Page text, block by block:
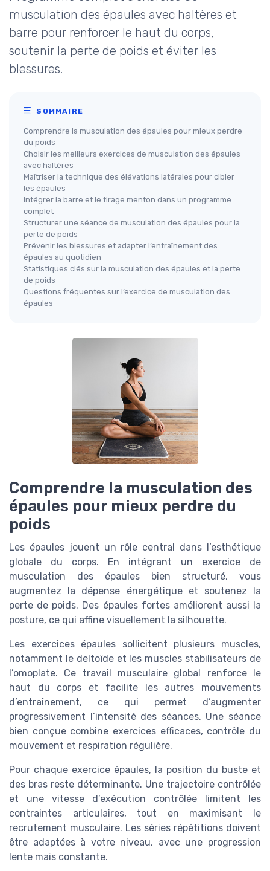
musculation des épaules avec haltères et
barre pour renforcer le haut du corps,
soutenir la perte de poids et éviter les
blessures.
SOMMAIRE
Comprendre la musculation des épaules pour mieux perdre
du poids
Choisir les meilleurs exercices de musculation des épaules
avec haltères
Maîtriser la technique des élévations latérales pour cibler
les épaules
Intégrer la barre et le tirage menton dans un programme
complet
Structurer une séance de musculation des épaules pour la
perte de poids
Prévenir les blessures et adapter l’entraînement des
épaules au quotidien
Statistiques clés sur la musculation des épaules et la perte
de poids
Questions fréquentes sur l’exercice de musculation des
épaules
Comprendre la musculation des
épaules pour mieux perdre du
poids
Les épaules jouent un rôle central dans l’esthétique
globale du corps. En intégrant un exercice de
musculation des épaules bien structuré, vous
augmentez la dépense énergétique et soutenez la
perte de poids. Des épaules fortes améliorent aussi la
posture, ce qui affine visuellement la silhouette.
Les exercices épaules sollicitent plusieurs muscles,
notamment le deltoïde et les muscles stabilisateurs de
l’omoplate. Ce travail musculaire global renforce le
haut du corps et facilite les autres mouvements
d’entraînement, ce qui permet d’augmenter
progressivement l’intensité des séances. Une séance
bien conçue combine exercices efficaces, contrôle du
mouvement et respiration régulière.
Pour chaque exercice épaules, la position du buste et
des bras reste déterminante. Une trajectoire contrôlée
et une vitesse d’exécution contrôlée limitent les
contraintes articulaires, tout en maximisant le
recrutement musculaire. Les séries répétitions doivent
être adaptées à votre niveau, avec une progression
lente mais constante.